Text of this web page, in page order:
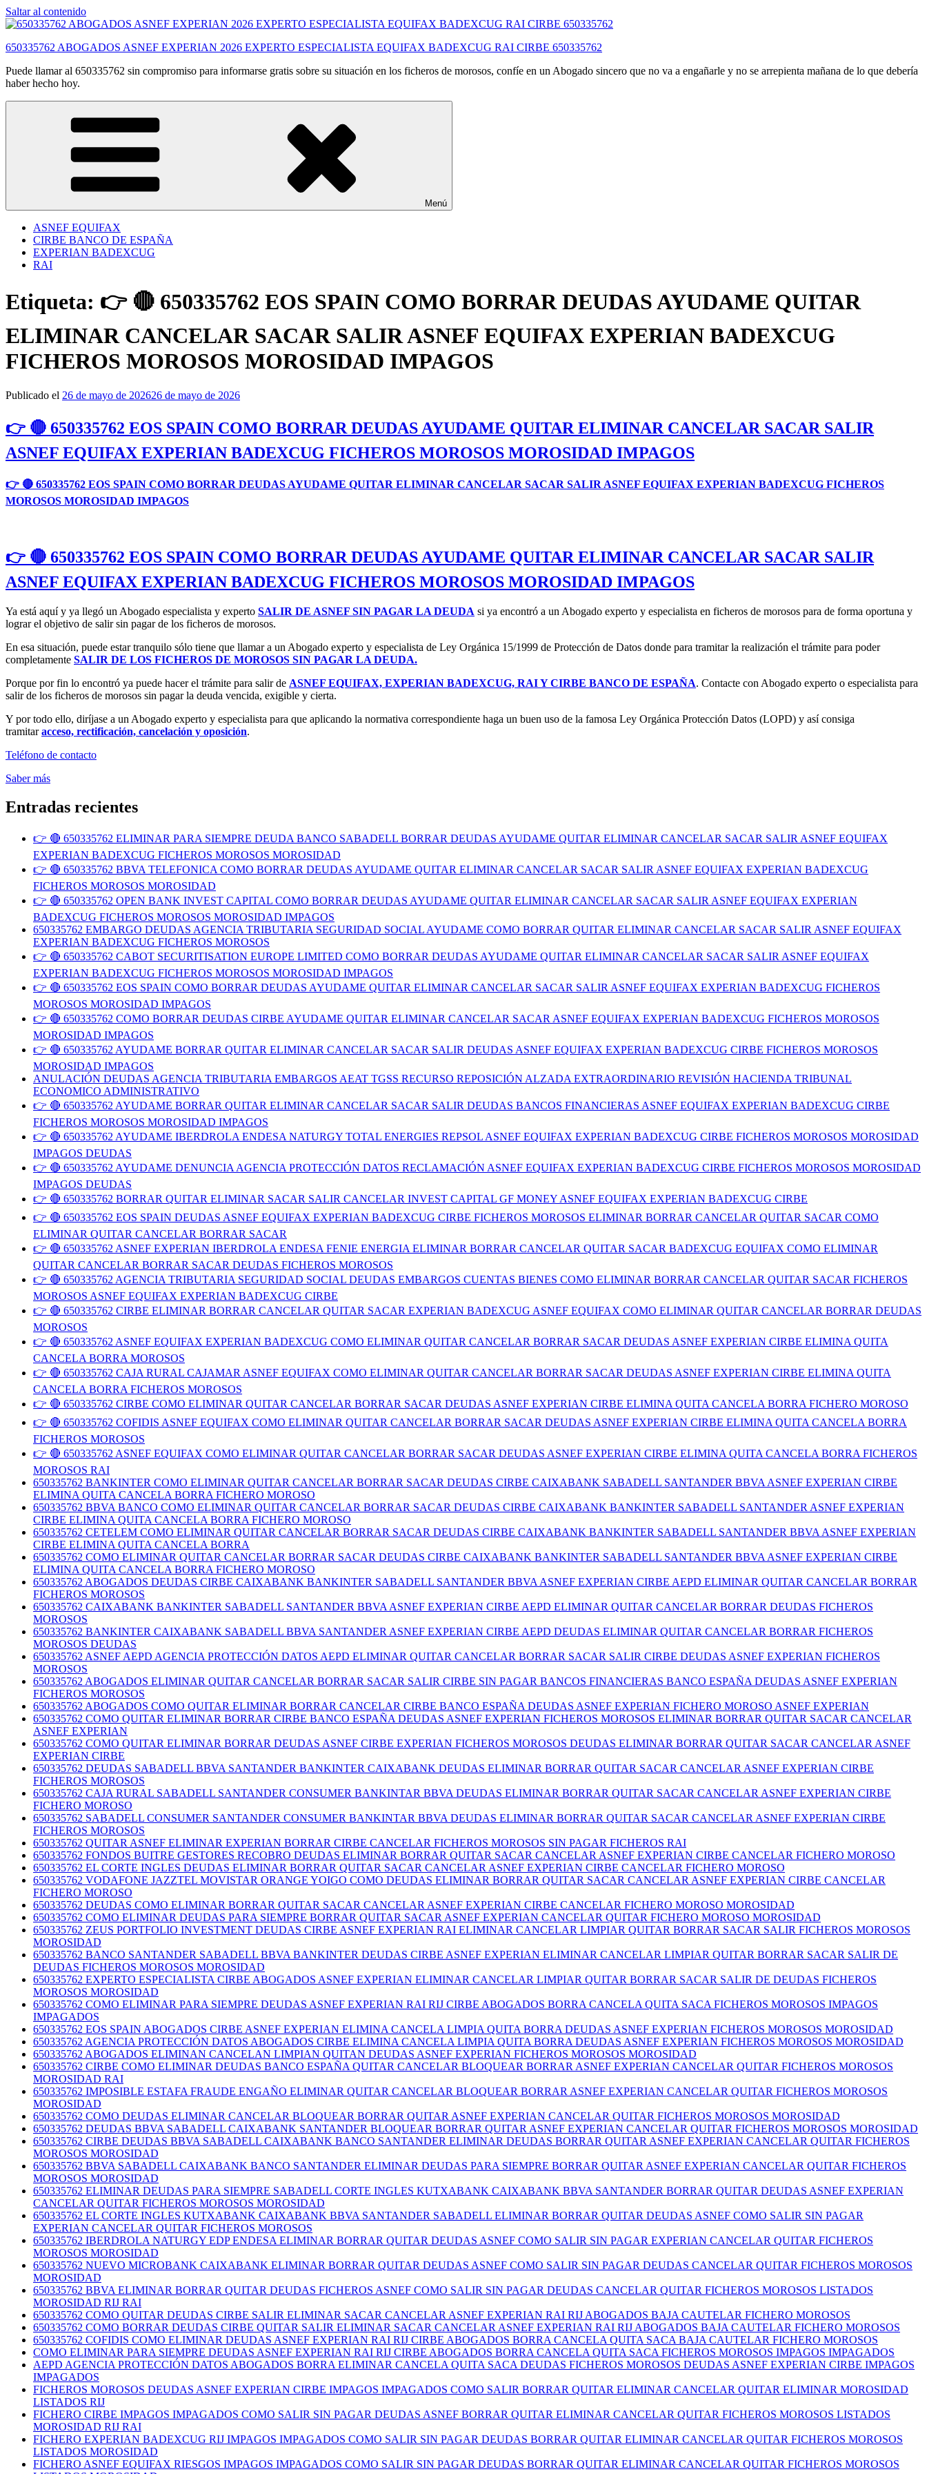
Saltar al contenido
650335762 ABOGADOS ASNEF EXPERIAN 2026 EXPERTO ESPECIALISTA EQUIFAX BADEXCUG RAI CIRBE 650335762
Puede llamar al 650335762 sin compromiso para informarse gratis sobre su situación en los ficheros de morosos, confíe en un Abogado sincero que no va a engañarle y no se arrepienta mañana de lo que debería
haber hecho hoy.
Menú
ASNEF EQUIFAX
CIRBE BANCO DE ESPAÑA
EXPERIAN BADEXCUG
RAI
Etiqueta: 👉 🔴 650335762 EOS SPAIN COMO BORRAR DEUDAS AYUDAME QUITAR
ELIMINAR CANCELAR SACAR SALIR ASNEF EQUIFAX EXPERIAN BADEXCUG
FICHEROS MOROSOS MOROSIDAD IMPAGOS
Publicado el 26 de mayo de 202626 de mayo de 2026
👉 🔴 650335762 EOS SPAIN COMO BORRAR DEUDAS AYUDAME QUITAR ELIMINAR CANCELAR SACAR SALIR
ASNEF EQUIFAX EXPERIAN BADEXCUG FICHEROS MOROSOS MOROSIDAD IMPAGOS
👉 🔴 650335762 EOS SPAIN COMO BORRAR DEUDAS AYUDAME QUITAR ELIMINAR CANCELAR SACAR SALIR ASNEF EQUIFAX EXPERIAN BADEXCUG FICHEROS
MOROSOS MOROSIDAD IMPAGOS
👉 🔴 650335762 EOS SPAIN COMO BORRAR DEUDAS AYUDAME QUITAR ELIMINAR CANCELAR SACAR SALIR
ASNEF EQUIFAX EXPERIAN BADEXCUG FICHEROS MOROSOS MOROSIDAD IMPAGOS
Ya está aquí y ya llegó un Abogado especialista y experto SALIR DE ASNEF SIN PAGAR LA DEUDA si ya encontró a un Abogado experto y especialista en ficheros de morosos para de forma oportuna y
lograr el objetivo de salir sin pagar de los ficheros de morosos.
En esa situación, puede estar tranquilo sólo tiene que llamar a un Abogado experto y especialista de Ley Orgánica 15/1999 de Protección de Datos donde para tramitar la realización el trámite para poder
completamente SALIR DE LOS FICHEROS DE MOROSOS SIN PAGAR LA DEUDA.
Porque por fin lo encontró ya puede hacer el trámite para salir de ASNEF EQUIFAX, EXPERIAN BADEXCUG, RAI Y CIRBE BANCO DE ESPAÑA. Contacte con Abogado experto o especialista para
salir de los ficheros de morosos sin pagar la deuda vencida, exigible y cierta.
Y por todo ello, diríjase a un Abogado experto y especialista para que aplicando la normativa correspondiente haga un buen uso de la famosa Ley Orgánica Protección Datos (LOPD) y así consiga
tramitaracceso, rectificación, cancelación y oposición.
Teléfono de contacto
Saber más
Entradas recientes
👉 🔴 650335762 ELIMINAR PARA SIEMPRE DEUDA BANCO SABADELL BORRAR DEUDAS AYUDAME QUITAR ELIMINAR CANCELAR SACAR SALIR ASNEF EQUIFAX
EXPERIAN BADEXCUG FICHEROS MOROSOS MOROSIDAD
👉 🔴 650335762 BBVA TELEFONICA COMO BORRAR DEUDAS AYUDAME QUITAR ELIMINAR CANCELAR SACAR SALIR ASNEF EQUIFAX EXPERIAN BADEXCUG
FICHEROS MOROSOS MOROSIDAD
👉 🔴 650335762 OPEN BANK INVEST CAPITAL COMO BORRAR DEUDAS AYUDAME QUITAR ELIMINAR CANCELAR SACAR SALIR ASNEF EQUIFAX EXPERIAN
BADEXCUG FICHEROS MOROSOS MOROSIDAD IMPAGOS
650335762 EMBARGO DEUDAS AGENCIA TRIBUTARIA SEGURIDAD SOCIAL AYUDAME COMO BORRAR QUITAR ELIMINAR CANCELAR SACAR SALIR ASNEF EQUIFAX
EXPERIAN BADEXCUG FICHEROS MOROSOS
👉 🔴 650335762 CABOT SECURITISATION EUROPE LIMITED COMO BORRAR DEUDAS AYUDAME QUITAR ELIMINAR CANCELAR SACAR SALIR ASNEF EQUIFAX
EXPERIAN BADEXCUG FICHEROS MOROSOS MOROSIDAD IMPAGOS
👉 🔴 650335762 EOS SPAIN COMO BORRAR DEUDAS AYUDAME QUITAR ELIMINAR CANCELAR SACAR SALIR ASNEF EQUIFAX EXPERIAN BADEXCUG FICHEROS
MOROSOS MOROSIDAD IMPAGOS
👉 🔴 650335762 COMO BORRAR DEUDAS CIRBE AYUDAME QUITAR ELIMINAR CANCELAR SACAR ASNEF EQUIFAX EXPERIAN BADEXCUG FICHEROS MOROSOS
MOROSIDAD IMPAGOS
👉 🔴 650335762 AYUDAME BORRAR QUITAR ELIMINAR CANCELAR SACAR SALIR DEUDAS ASNEF EQUIFAX EXPERIAN BADEXCUG CIRBE FICHEROS MOROSOS
MOROSIDAD IMPAGOS
ANULACIÓN DEUDAS AGENCIA TRIBUTARIA EMBARGOS AEAT TGSS RECURSO REPOSICIÓN ALZADA EXTRAORDINARIO REVISIÓN HACIENDA TRIBUNAL
ECONOMICO ADMINISTRATIVO
👉 🔴 650335762 AYUDAME BORRAR QUITAR ELIMINAR CANCELAR SACAR SALIR DEUDAS BANCOS FINANCIERAS ASNEF EQUIFAX EXPERIAN BADEXCUG CIRBE
FICHEROS MOROSOS MOROSIDAD IMPAGOS
👉 🔴 650335762 AYUDAME IBERDROLA ENDESA NATURGY TOTAL ENERGIES REPSOL ASNEF EQUIFAX EXPERIAN BADEXCUG CIRBE FICHEROS MOROSOS MOROSIDAD
IMPAGOS DEUDAS
👉 🔴 650335762 AYUDAME DENUNCIA AGENCIA PROTECCIÓN DATOS RECLAMACIÓN ASNEF EQUIFAX EXPERIAN BADEXCUG CIRBE FICHEROS MOROSOS MOROSIDAD
IMPAGOS DEUDAS
👉 🔴 650335762 BORRAR QUITAR ELIMINAR SACAR SALIR CANCELAR INVEST CAPITAL GF MONEY ASNEF EQUIFAX EXPERIAN BADEXCUG CIRBE
👉 🔴 650335762 EOS SPAIN DEUDAS ASNEF EQUIFAX EXPERIAN BADEXCUG CIRBE FICHEROS MOROSOS ELIMINAR BORRAR CANCELAR QUITAR SACAR COMO
ELIMINAR QUITAR CANCELAR BORRAR SACAR
👉 🔴 650335762 ASNEF EXPERIAN IBERDROLA ENDESA FENIE ENERGIA ELIMINAR BORRAR CANCELAR QUITAR SACAR BADEXCUG EQUIFAX COMO ELIMINAR
QUITAR CANCELAR BORRAR SACAR DEUDAS FICHEROS MOROSOS
👉 🔴 650335762 AGENCIA TRIBUTARIA SEGURIDAD SOCIAL DEUDAS EMBARGOS CUENTAS BIENES COMO ELIMINAR BORRAR CANCELAR QUITAR SACAR FICHEROS
MOROSOS ASNEF EQUIFAX EXPERIAN BADEXCUG CIRBE
👉 🔴 650335762 CIRBE ELIMINAR BORRAR CANCELAR QUITAR SACAR EXPERIAN BADEXCUG ASNEF EQUIFAX COMO ELIMINAR QUITAR CANCELAR BORRAR DEUDAS
MOROSOS
👉 🔴 650335762 ASNEF EQUIFAX EXPERIAN BADEXCUG COMO ELIMINAR QUITAR CANCELAR BORRAR SACAR DEUDAS ASNEF EXPERIAN CIRBE ELIMINA QUITA
CANCELA BORRA MOROSOS
👉 🔴 650335762 CAJA RURAL CAJAMAR ASNEF EQUIFAX COMO ELIMINAR QUITAR CANCELAR BORRAR SACAR DEUDAS ASNEF EXPERIAN CIRBE ELIMINA QUITA
CANCELA BORRA FICHEROS MOROSOS
👉 🔴 650335762 CIRBE COMO ELIMINAR QUITAR CANCELAR BORRAR SACAR DEUDAS ASNEF EXPERIAN CIRBE ELIMINA QUITA CANCELA BORRA FICHERO MOROSO
👉 🔴 650335762 COFIDIS ASNEF EQUIFAX COMO ELIMINAR QUITAR CANCELAR BORRAR SACAR DEUDAS ASNEF EXPERIAN CIRBE ELIMINA QUITA CANCELA BORRA
FICHEROS MOROSOS
👉 🔴 650335762 ASNEF EQUIFAX COMO ELIMINAR QUITAR CANCELAR BORRAR SACAR DEUDAS ASNEF EXPERIAN CIRBE ELIMINA QUITA CANCELA BORRA FICHEROS
MOROSOS RAI
650335762 BANKINTER COMO ELIMINAR QUITAR CANCELAR BORRAR SACAR DEUDAS CIRBE CAIXABANK SABADELL SANTANDER BBVA ASNEF EXPERIAN CIRBE
ELIMINA QUITA CANCELA BORRA FICHERO MOROSO
650335762 BBVA BANCO COMO ELIMINAR QUITAR CANCELAR BORRAR SACAR DEUDAS CIRBE CAIXABANK BANKINTER SABADELL SANTANDER ASNEF EXPERIAN
CIRBE ELIMINA QUITA CANCELA BORRA FICHERO MOROSO
650335762 CETELEM COMO ELIMINAR QUITAR CANCELAR BORRAR SACAR DEUDAS CIRBE CAIXABANK BANKINTER SABADELL SANTANDER BBVA ASNEF EXPERIAN
CIRBE ELIMINA QUITA CANCELA BORRA
650335762 COMO ELIMINAR QUITAR CANCELAR BORRAR SACAR DEUDAS CIRBE CAIXABANK BANKINTER SABADELL SANTANDER BBVA ASNEF EXPERIAN CIRBE
ELIMINA QUITA CANCELA BORRA FICHERO MOROSO
650335762 ABOGADOS DEUDAS CIRBE CAIXABANK BANKINTER SABADELL SANTANDER BBVA ASNEF EXPERIAN CIRBE AEPD ELIMINAR QUITAR CANCELAR BORRAR
FICHEROS MOROSOS
650335762 CAIXABANK BANKINTER SABADELL SANTANDER BBVA ASNEF EXPERIAN CIRBE AEPD ELIMINAR QUITAR CANCELAR BORRAR DEUDAS FICHEROS
MOROSOS
650335762 BANKINTER CAIXABANK SABADELL BBVA SANTANDER ASNEF EXPERIAN CIRBE AEPD DEUDAS ELIMINAR QUITAR CANCELAR BORRAR FICHEROS
MOROSOS DEUDAS
650335762 ASNEF AEPD AGENCIA PROTECCIÓN DATOS AEPD ELIMINAR QUITAR CANCELAR BORRAR SACAR SALIR CIRBE DEUDAS ASNEF EXPERIAN FICHEROS
MOROSOS
650335762 ABOGADOS ELIMINAR QUITAR CANCELAR BORRAR SACAR SALIR CIRBE SIN PAGAR BANCOS FINANCIERAS BANCO ESPAÑA DEUDAS ASNEF EXPERIAN
FICHEROS MOROSOS
650335762 ABOGADOS COMO QUITAR ELIMINAR BORRAR CANCELAR CIRBE BANCO ESPAÑA DEUDAS ASNEF EXPERIAN FICHERO MOROSO ASNEF EXPERIAN
650335762 COMO QUITAR ELIMINAR BORRAR CIRBE BANCO ESPAÑA DEUDAS ASNEF EXPERIAN FICHEROS MOROSOS ELIMINAR BORRAR QUITAR SACAR CANCELAR
ASNEF EXPERIAN
650335762 COMO QUITAR ELIMINAR BORRAR DEUDAS ASNEF CIRBE EXPERIAN FICHEROS MOROSOS DEUDAS ELIMINAR BORRAR QUITAR SACAR CANCELAR ASNEF
EXPERIAN CIRBE
650335762 DEUDAS SABADELL BBVA SANTANDER BANKINTER CAIXABANK DEUDAS ELIMINAR BORRAR QUITAR SACAR CANCELAR ASNEF EXPERIAN CIRBE
FICHEROS MOROSOS
650335762 CAJA RURAL SABADELL SANTANDER CONSUMER BANKINTAR BBVA DEUDAS ELIMINAR BORRAR QUITAR SACAR CANCELAR ASNEF EXPERIAN CIRBE
FICHERO MOROSO
650335762 SABADELL CONSUMER SANTANDER CONSUMER BANKINTAR BBVA DEUDAS ELIMINAR BORRAR QUITAR SACAR CANCELAR ASNEF EXPERIAN CIRBE
FICHEROS MOROSOS
650335762 QUITAR ASNEF ELIMINAR EXPERIAN BORRAR CIRBE CANCELAR FICHEROS MOROSOS SIN PAGAR FICHEROS RAI
650335762 FONDOS BUITRE GESTORES RECOBRO DEUDAS ELIMINAR BORRAR QUITAR SACAR CANCELAR ASNEF EXPERIAN CIRBE CANCELAR FICHERO MOROSO
650335762 EL CORTE INGLES DEUDAS ELIMINAR BORRAR QUITAR SACAR CANCELAR ASNEF EXPERIAN CIRBE CANCELAR FICHERO MOROSO
650335762 VODAFONE JAZZTEL MOVISTAR ORANGE YOIGO COMO DEUDAS ELIMINAR BORRAR QUITAR SACAR CANCELAR ASNEF EXPERIAN CIRBE CANCELAR
FICHERO MOROSO
650335762 DEUDAS COMO ELIMINAR BORRAR QUITAR SACAR CANCELAR ASNEF EXPERIAN CIRBE CANCELAR FICHERO MOROSO MOROSIDAD
650335762 COMO ELIMINAR DEUDAS PARA SIEMPRE BORRAR QUITAR SACAR ASNEF EXPERIAN CANCELAR QUITAR FICHERO MOROSO MOROSIDAD
650335762 ZEUS PORTFOLIO INVESTMENT DEUDAS CIRBE ASNEF EXPERIAN RAI ELIMINAR CANCELAR LIMPIAR QUITAR BORRAR SACAR SALIR FICHEROS MOROSOS
MOROSIDAD
650335762 BANCO SANTANDER SABADELL BBVA BANKINTER DEUDAS CIRBE ASNEF EXPERIAN ELIMINAR CANCELAR LIMPIAR QUITAR BORRAR SACAR SALIR DE
DEUDAS FICHEROS MOROSOS MOROSIDAD
650335762 EXPERTO ESPECIALISTA CIRBE ABOGADOS ASNEF EXPERIAN ELIMINAR CANCELAR LIMPIAR QUITAR BORRAR SACAR SALIR DE DEUDAS FICHEROS
MOROSOS MOROSIDAD
650335762 COMO ELIMINAR PARA SIEMPRE DEUDAS ASNEF EXPERIAN RAI RIJ CIRBE ABOGADOS BORRA CANCELA QUITA SACA FICHEROS MOROSOS IMPAGOS
IMPAGADOS
650335762 EOS SPAIN ABOGADOS CIRBE ASNEF EXPERIAN ELIMINA CANCELA LIMPIA QUITA BORRA DEUDAS ASNEF EXPERIAN FICHEROS MOROSOS MOROSIDAD
650335762 AGENCIA PROTECCIÓN DATOS ABOGADOS CIRBE ELIMINA CANCELA LIMPIA QUITA BORRA DEUDAS ASNEF EXPERIAN FICHEROS MOROSOS MOROSIDAD
650335762 ABOGADOS ELIMINAN CANCELAN LIMPIAN QUITAN DEUDAS ASNEF EXPERIAN FICHEROS MOROSOS MOROSIDAD
650335762 CIRBE COMO ELIMINAR DEUDAS BANCO ESPAÑA QUITAR CANCELAR BLOQUEAR BORRAR ASNEF EXPERIAN CANCELAR QUITAR FICHEROS MOROSOS
MOROSIDAD RAI
650335762 IMPOSIBLE ESTAFA FRAUDE ENGAÑO ELIMINAR QUITAR CANCELAR BLOQUEAR BORRAR ASNEF EXPERIAN CANCELAR QUITAR FICHEROS MOROSOS
MOROSIDAD
650335762 COMO DEUDAS ELIMINAR CANCELAR BLOQUEAR BORRAR QUITAR ASNEF EXPERIAN CANCELAR QUITAR FICHEROS MOROSOS MOROSIDAD
650335762 DEUDAS BBVA SABADELL CAIXABANK SANTANDER BLOQUEAR BORRAR QUITAR ASNEF EXPERIAN CANCELAR QUITAR FICHEROS MOROSOS MOROSIDAD
650335762 CIRBE DEUDAS BBVA SABADELL CAIXABANK BANCO SANTANDER ELIMINAR DEUDAS BORRAR QUITAR ASNEF EXPERIAN CANCELAR QUITAR FICHEROS
MOROSOS MOROSIDAD
650335762 BBVA SABADELL CAIXABANK BANCO SANTANDER ELIMINAR DEUDAS PARA SIEMPRE BORRAR QUITAR ASNEF EXPERIAN CANCELAR QUITAR FICHEROS
MOROSOS MOROSIDAD
650335762 ELIMINAR DEUDAS PARA SIEMPRE SABADELL CORTE INGLES KUTXABANK CAIXABANK BBVA SANTANDER BORRAR QUITAR DEUDAS ASNEF EXPERIAN
CANCELAR QUITAR FICHEROS MOROSOS MOROSIDAD
650335762 EL CORTE INGLES KUTXABANK CAIXABANK BBVA SANTANDER SABADELL ELIMINAR BORRAR QUITAR DEUDAS ASNEF COMO SALIR SIN PAGAR
EXPERIAN CANCELAR QUITAR FICHEROS MOROSOS
650335762 IBERDROLA NATURGY EDP ENDESA ELIMINAR BORRAR QUITAR DEUDAS ASNEF COMO SALIR SIN PAGAR EXPERIAN CANCELAR QUITAR FICHEROS
MOROSOS MOROSIDAD
650335762 NUEVO MICROBANK CAIXABANK ELIMINAR BORRAR QUITAR DEUDAS ASNEF COMO SALIR SIN PAGAR DEUDAS CANCELAR QUITAR FICHEROS MOROSOS
MOROSIDAD
650335762 BBVA ELIMINAR BORRAR QUITAR DEUDAS FICHEROS ASNEF COMO SALIR SIN PAGAR DEUDAS CANCELAR QUITAR FICHEROS MOROSOS LISTADOS
MOROSIDAD RIJ RAI
650335762 COMO QUITAR DEUDAS CIRBE SALIR ELIMINAR SACAR CANCELAR ASNEF EXPERIAN RAI RIJ ABOGADOS BAJA CAUTELAR FICHERO MOROSOS
650335762 COMO BORRAR DEUDAS CIRBE QUITAR SALIR ELIMINAR SACAR CANCELAR ASNEF EXPERIAN RAI RIJ ABOGADOS BAJA CAUTELAR FICHERO MOROSOS
650335762 COFIDIS COMO ELIMINAR DEUDAS ASNEF EXPERIAN RAI RIJ CIRBE ABOGADOS BORRA CANCELA QUITA SACA BAJA CAUTELAR FICHERO MOROSOS
COMO ELIMINAR PARA SIEMPRE DEUDAS ASNEF EXPERIAN RAI RIJ CIRBE ABOGADOS BORRA CANCELA QUITA SACA FICHEROS MOROSOS IMPAGOS IMPAGADOS
AEPD AGENCIA PROTECCIÓN DATOS ABOGADOS BORRA ELIMINAR CANCELA QUITA SACA DEUDAS FICHEROS MOROSOS DEUDAS ASNEF EXPERIAN CIRBE IMPAGOS
IMPAGADOS
FICHEROS MOROSOS DEUDAS ASNEF EXPERIAN CIRBE IMPAGOS IMPAGADOS COMO SALIR BORRAR QUITAR ELIMINAR CANCELAR QUITAR ELIMINAR MOROSIDAD
LISTADOS RIJ
FICHERO CIRBE IMPAGOS IMPAGADOS COMO SALIR SIN PAGAR DEUDAS ASNEF BORRAR QUITAR ELIMINAR CANCELAR QUITAR FICHEROS MOROSOS LISTADOS
MOROSIDAD RIJ RAI
FICHERO EXPERIAN BADEXCUG RIJ IMPAGOS IMPAGADOS COMO SALIR SIN PAGAR DEUDAS BORRAR QUITAR ELIMINAR CANCELAR QUITAR FICHEROS MOROSOS
LISTADOS MOROSIDAD
FICHERO ASNEF EQUIFAX RIESGOS IMPAGOS IMPAGADOS COMO SALIR SIN PAGAR DEUDAS BORRAR QUITAR ELIMINAR CANCELAR QUITAR FICHEROS MOROSOS